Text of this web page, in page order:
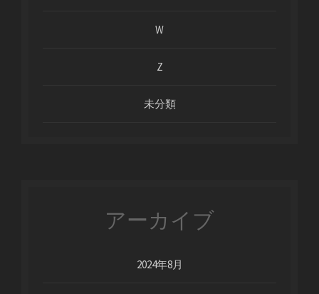
W
Z
未分類
アーカイブ
2024年8月